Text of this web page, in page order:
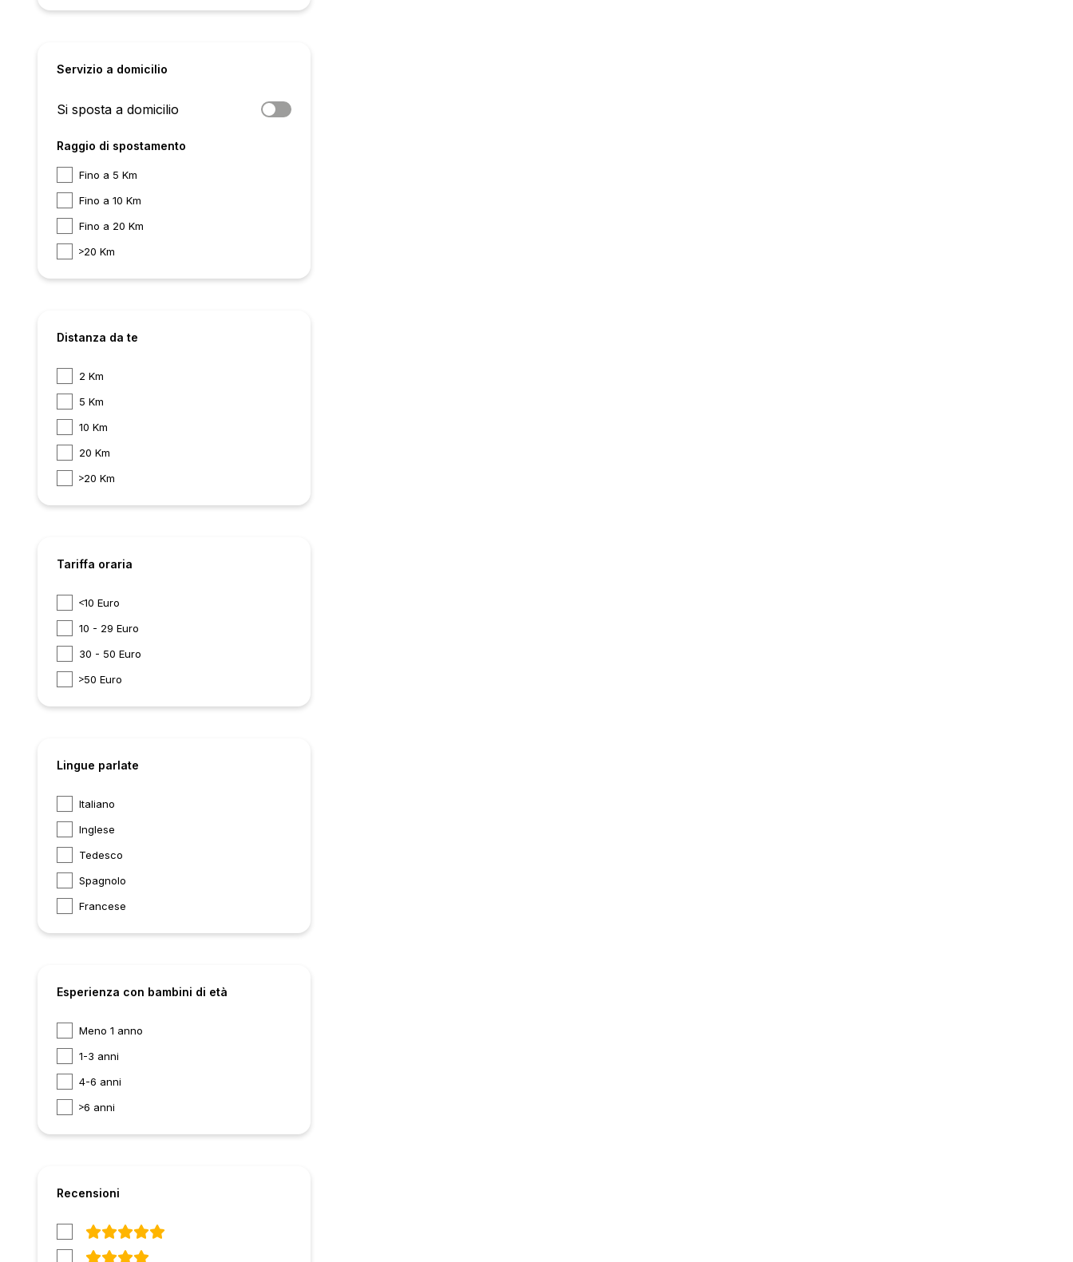
Servizio a domicilio
Si sposta a domicilio
Raggio di spostamento
Fino a 5 Km
Fino a 10 Km
Fino a 20 Km
20 Km
Distanza da te
2 Km
5 Km
10 Km
20 Km
20 Km
Tariffa oraria
10 Euro
10 - 29 Euro
30 - 50 Euro
50 Euro
Lingue parlate
Italiano
Inglese
Tedesco
Spagnolo
Francese
Esperienza con bambini di età
Meno 1 anno
1-3 anni
4-6 anni
6 anni
Recensioni